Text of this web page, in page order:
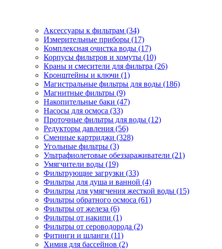
Аксессуары к фильтрам (34)
Измерительные приборы (17)
Комплексная очистка воды (17)
Корпусы фильтров и хомуты (10)
Краны и смесители для фильтра (26)
Кронштейны и ключи (1)
Магистральные фильтры для воды (186)
Магнитные фильтры (9)
Накопительные баки (47)
Насосы для осмоса (33)
Проточные фильтры для воды (12)
Редукторы давления (56)
Сменные картриджи (328)
Угольные фильтры (3)
Ультрафиолетовые обеззараживатели (21)
Умягчители воды (19)
Фильтрующие загрузки (33)
Фильтры для душа и ванной (4)
Фильтры для умягчения жесткой воды (15)
Фильтры обратного осмоса (61)
Фильтры от железа (6)
Фильтры от накипи (1)
Фильтры от сероводорода (2)
Фитинги и шланги (11)
Химия для бассейнов (2)